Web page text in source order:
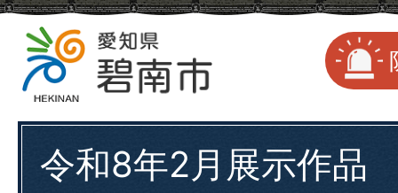
令和8年2月展示作品